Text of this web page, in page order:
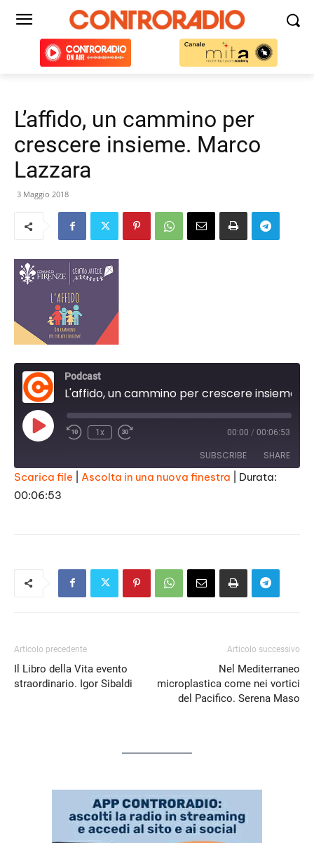
L’affido, un cammino per
crescere insieme. Marco
Lazzara
3 Maggio 2018
Podcast
Play
Episode
1x 00:00 / 00:06:53
SUBSCRIBE SHARE
SHARE
Scarica file Ascolta in una nuova finestra
Durata:
00:06:53
Articolo precedente
Il Libro della Vita evento
straordinario. Igor Sibaldi
Articolo successivo
Nel Mediterraneo
microplastica come nei vortici
del Pacifico. Serena Maso